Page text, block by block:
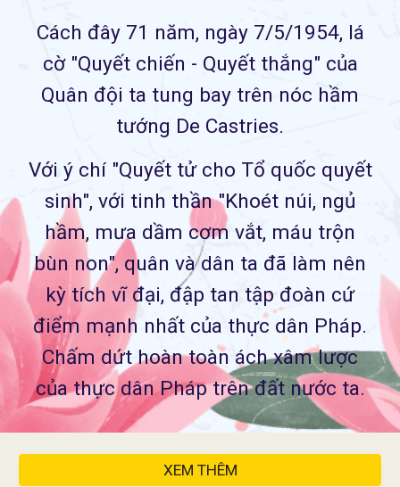
Cách đây 71 năm, ngày 7/5/1954, lá
cờ "Quyết chiến - Quyết thắng" của
Quân đội ta tung bay trên nóc hầm
tướng De Castries.
Với ý chí "Quyết tử cho Tổ quốc quyết
sinh", với tinh thần "Khoét núi, ngủ
hầm, mưa dầm cơm vắt, máu trộn
bùn non", quân và dân ta đã làm nên
kỳ tích vĩ đại, đập tan tập đoàn cứ
điểm mạnh nhất của thực dân Pháp.
Chấm dứt hoàn toàn ách xâm lược
của thực dân Pháp trên đất nước ta.
XEM THÊM